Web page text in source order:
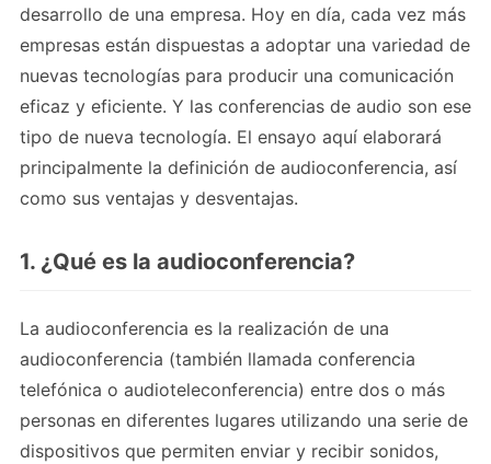
desarrollo de una empresa. Hoy en día, cada vez más
empresas están dispuestas a adoptar una variedad de
nuevas tecnologías para producir una comunicación
eficaz y eficiente. Y las conferencias de audio son ese
tipo de nueva tecnología. El ensayo aquí elaborará
principalmente la definición de audioconferencia, así
como sus ventajas y desventajas.
1. ¿Qué es la audioconferencia?
La audioconferencia es la realización de una
audioconferencia (también llamada conferencia
telefónica o audioteleconferencia) entre dos o más
personas en diferentes lugares utilizando una serie de
dispositivos que permiten enviar y recibir sonidos,